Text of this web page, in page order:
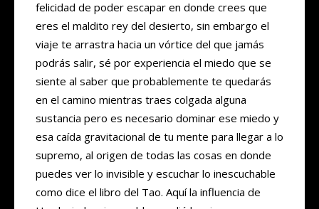
felicidad de poder escapar en donde crees que
eres el maldito rey del desierto, sin embargo el
viaje te arrastra hacia un vórtice del que jamás
podrás salir, sé por experiencia el miedo que se
siente al saber que probablemente te quedarás
en el camino mientras traes colgada alguna
sustancia pero es necesario dominar ese miedo y
esa caída gravitacional de tu mente para llegar a lo
supremo, al origen de todas las cosas en donde
puedes ver lo invisible y escuchar lo inescuchable
como dice el libro del Tao. Aquí la influencia de